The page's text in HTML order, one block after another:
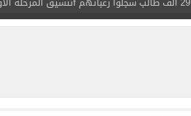
حفلات U Arena تنطلق مع الهضبة عمرو دياب ضمن «يلا ساحل 2026» بالعلمين الجديدة
«يلا ساحل 2026» يقدم نموذجا جديدا للتسويق السياحى عبر المحتوى التفاعلى